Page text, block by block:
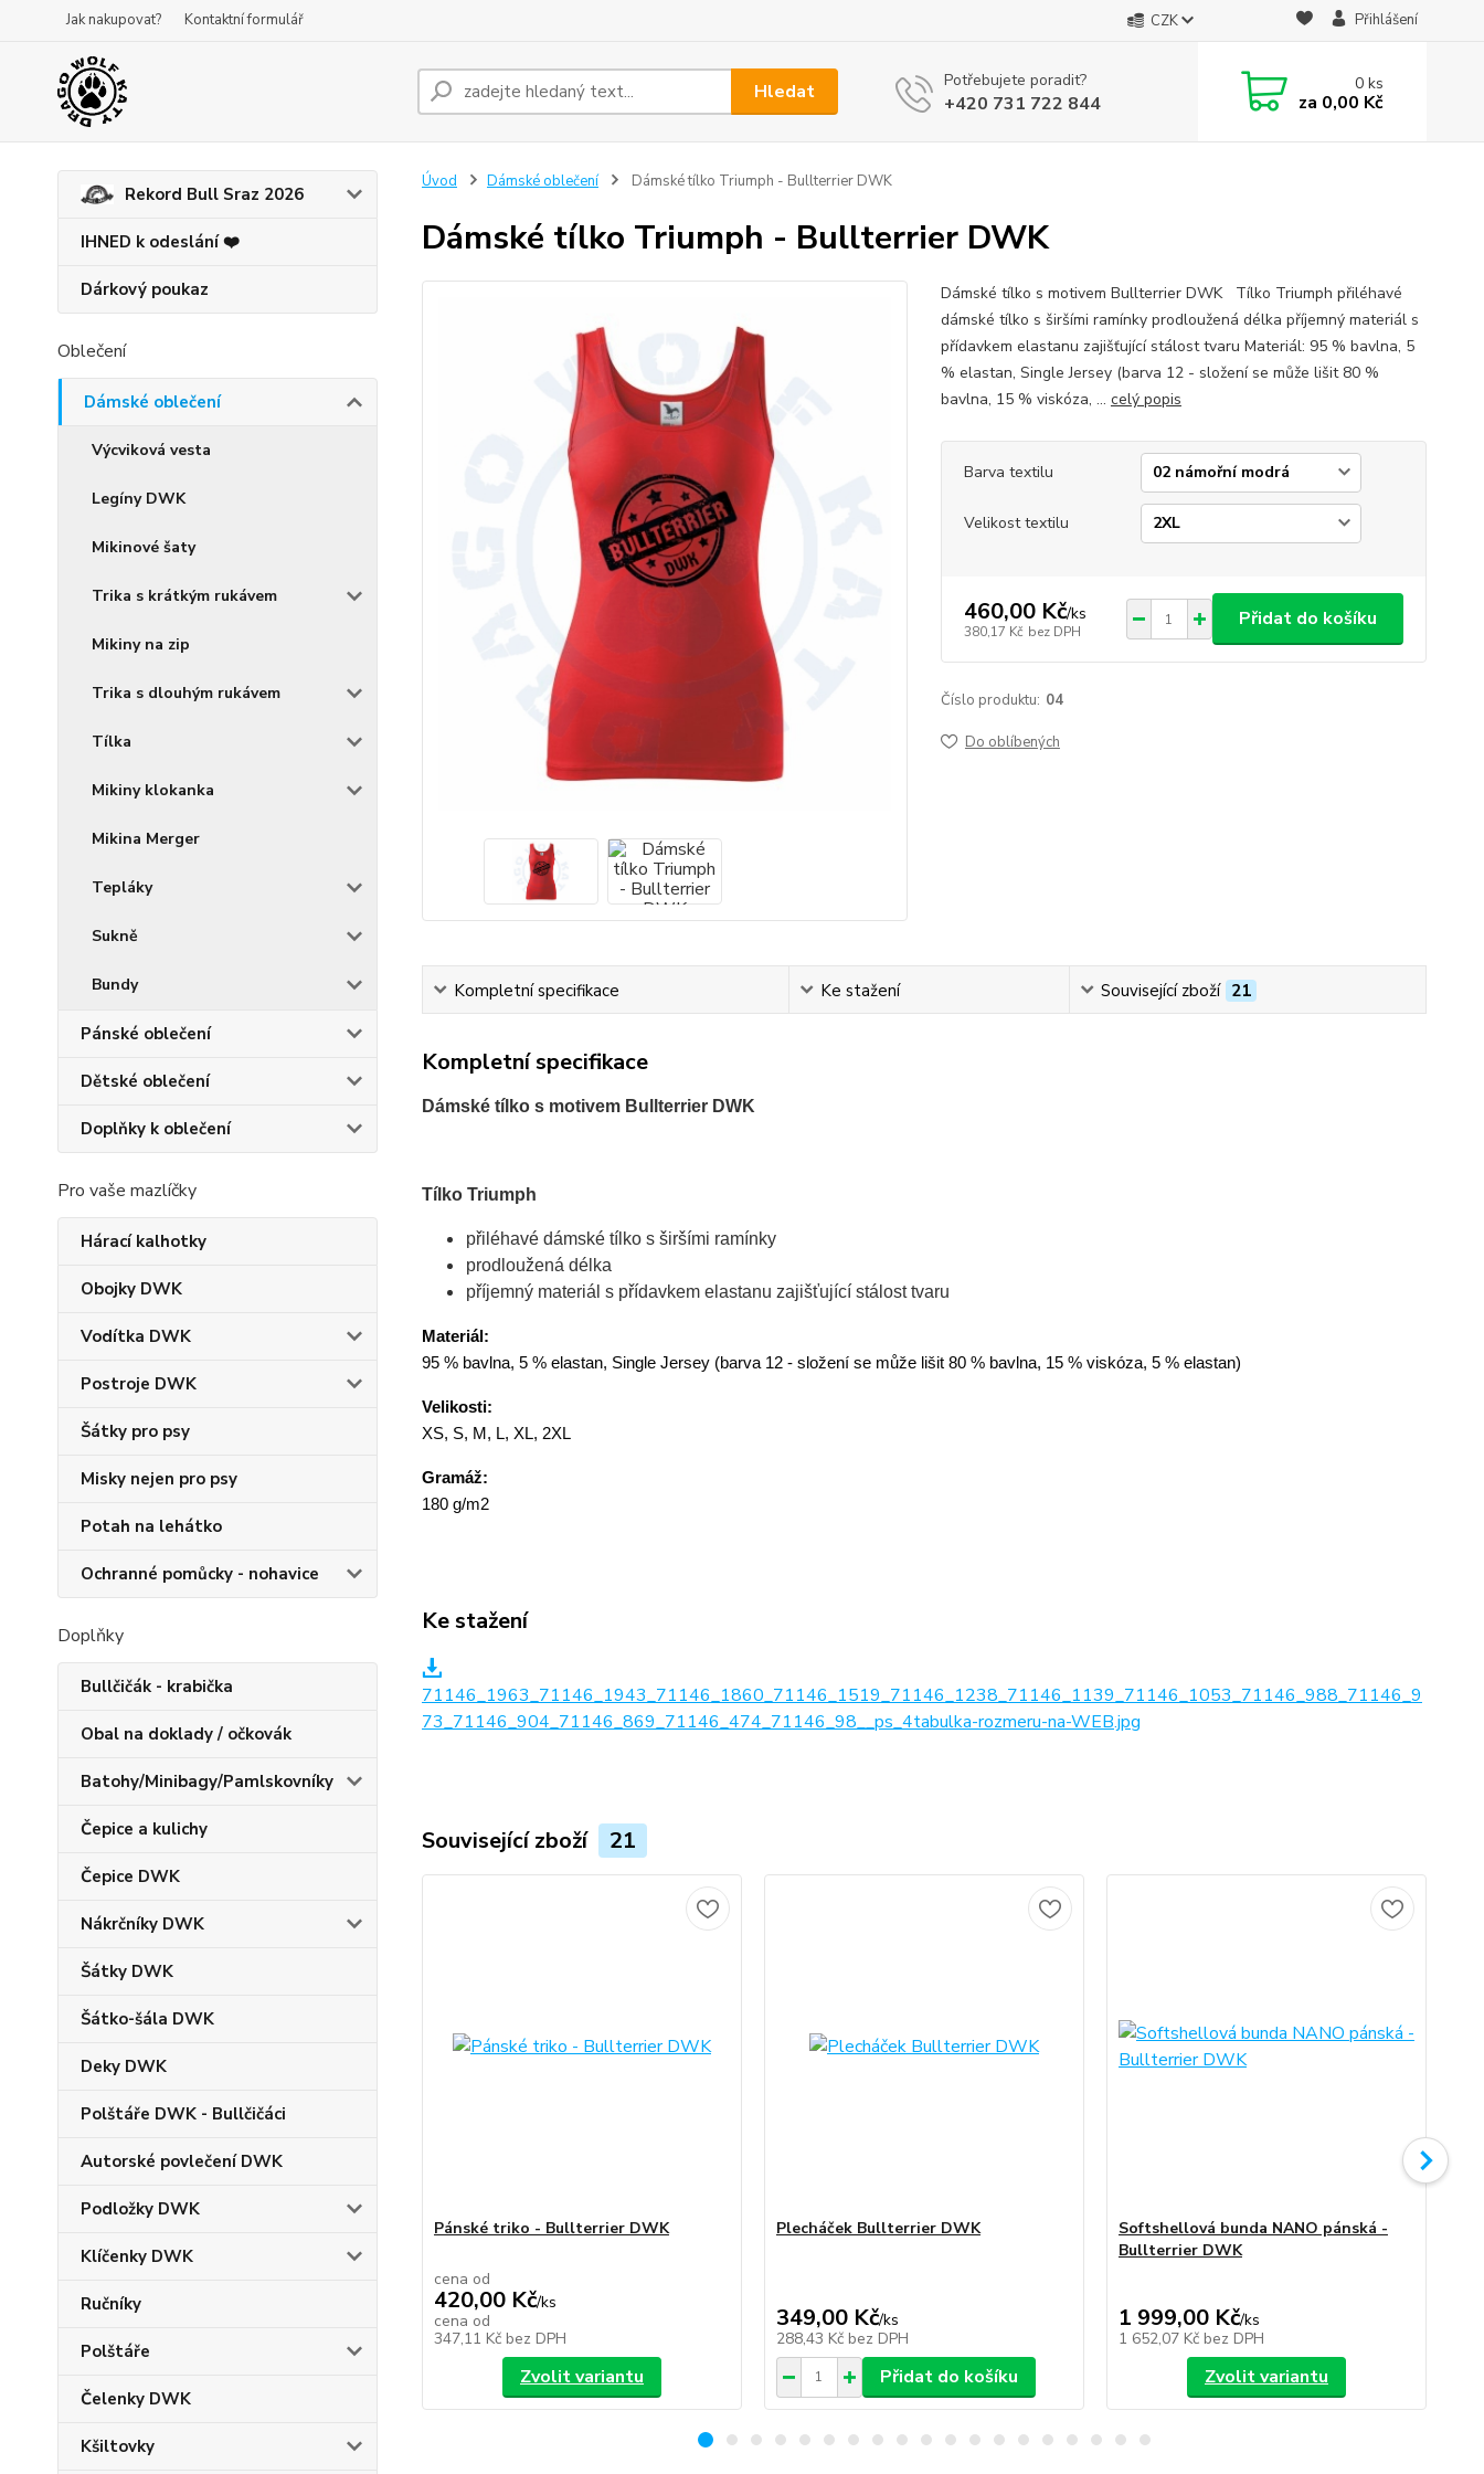
Jak nakupovat? Kontaktní formulář CZK Přihlášení
Hledat Potřebujete poradit?
+420 731 722 844
0ks
za 0,00 Kč
Rekord Bull Sraz 2026
IHNED k odeslání ❤️
Dárkový poukaz
Oblečení
Dámské oblečení
Výcviková vesta
Legíny DWK
Mikinové šaty
Trika s krátkým rukávem
Mikiny na zip
Trika s dlouhým rukávem
Tílka
Mikiny klokanka
Mikina Merger
Tepláky
Sukně
Bundy
Pánské oblečení
Dětské oblečení
Doplňky k oblečení
Pro vaše mazlíčky
Hárací kalhotky
Obojky DWK
Vodítka DWK
Postroje DWK
Šátky pro psy
Misky nejen pro psy
Potah na lehátko
Ochranné pomůcky - nohavice
Doplňky
Bullčičák - krabička
Obal na doklady / očkovák
Batohy/Minibagy/Pamlskovníky
Čepice a kulichy
Čepice DWK
Nákrčníky DWK
Šátky DWK
Šátko-šála DWK
Deky DWK
Polštáře DWK - Bullčičáci
Autorské povlečení DWK
Podložky DWK
Klíčenky DWK
Ručníky
Polštáře
Čelenky DWK
Kšiltovky
Úvod Dámské oblečení Dámské tílko Triumph - Bullterrier DWK
Dámské tílko Triumph - Bullterrier DWK
Dámské tílko s motivem Bullterrier DWK Tílko Triumph přiléhavé
dámské tílko s širšími ramínky prodloužená délka příjemný materiál s
přídavkem elastanu zajišťující stálost tvaru Materiál: 95 % bavlna, 5
% elastan, Single Jersey (barva 12 - složení se může lišit 80 %
bavlna, 15 % viskóza, ... celý popis
Barva textilu
Velikost textilu
460,00 Kč/ks
380,17 Kč bez DPH
Přidat do košíku
Číslo produktu: 04
Do oblíbených
Kompletní specifikace Ke stažení Související zboží 21
Kompletní specifikace
Dámské tílko s motivem Bullterrier DWK
Tílko Triumph
přiléhavé dámské tílko s širšími ramínky
prodloužená délka
příjemný materiál s přídavkem elastanu zajišťující stálost tvaru
Materiál:
95 % bavlna, 5 % elastan, Single Jersey (barva 12 - složení se může lišit 80 % bavlna, 15 % viskóza, 5 % elastan)
Velikosti:
XS, S, M, L, XL, 2XL
Gramáž:
180 g/m2
Ke stažení
71146_1963_71146_1943_71146_1860_71146_1519_71146_1238_71146_1139_71146_1053_71146_988_71146_9
73_71146_904_71146_869_71146_474_71146_98__ps_4tabulka-rozmeru-na-WEB.jpg
Související zboží 21
Pánské triko - Bullterrier DWK
cena od
420,00 Kč/ks
cena od
347,11 Kč bez DPH
Zvolit variantu
Plecháček Bullterrier DWK
349,00 Kč/ks
288,43 Kč bez DPH
Přidat do košíku
Softshellová bunda NANO pánská -
Bullterrier DWK
1 999,00 Kč/ks
1 652,07 Kč bez DPH
Zvolit variantu